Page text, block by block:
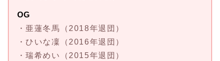
OG
・亜蓮冬馬（2018年退団）
・ひいな凜（2016年退団）
・瑞希めい（2015年退団）